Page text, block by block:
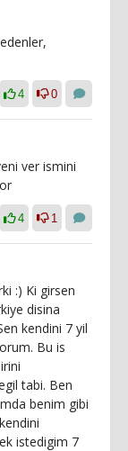
4 0
ver ismini
4 1
:) Ki girsen
disina
kendini 7 yil
Bu is
tabi. Ben
benim gibi
istedigim 7